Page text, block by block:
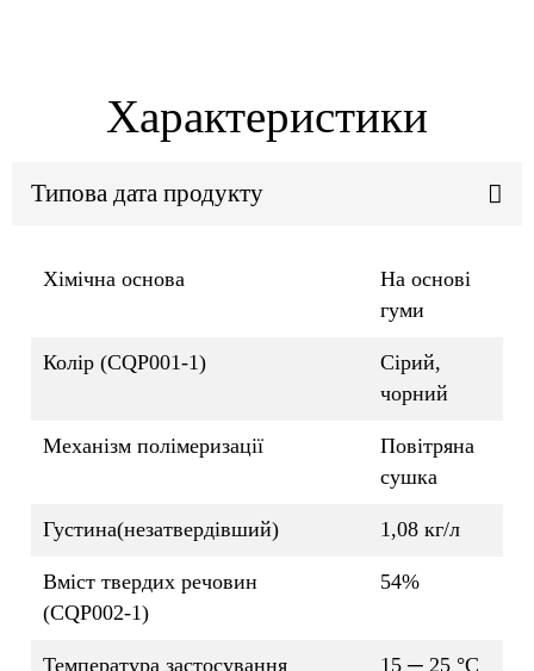
Характеристики
Типова дата продукту
Хімічна основа
На основі
гуми
Колір (CQP001-1)
Сірий,
чорний
Механізм полімеризації
Повітряна
сушка
Густина(незатвердівший) 1,08 кг/л
Вміст твердих речовин
(CQP002-1)
54%
Температура застосування 15 ─ 25 °C